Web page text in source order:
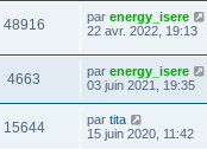
48916 par energy_isere
22 avr. 2022, 19:13
4663 par energy_isere
03 juin 2021, 19:35
15644 par tita
15 juin 2020, 11:42